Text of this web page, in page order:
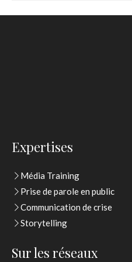
Expertises
Média Training
Prise de parole en public
Communication de crise
Storytelling
Sur les réseaux